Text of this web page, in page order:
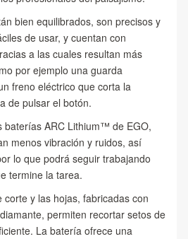
bien equilibrados, son precisos y
de usar, y cuentan con
a las cuales resultan más
por ejemplo una guarda
freno eléctrico que corta la
de pulsar el botón.
baterías ARC Lithium™ de EGO,
menos vibración y ruidos, así
lo que podrá seguir trabajando
termine la tarea.
y las hojas, fabricadas con
permiten recortar setos de
La batería ofrece una